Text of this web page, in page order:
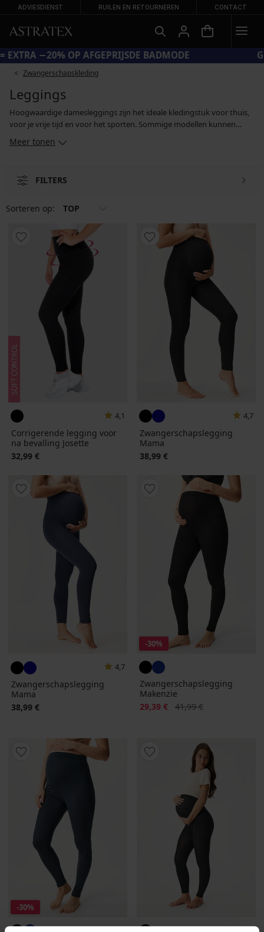
ADVIESDIENST RUILEN EN RETOURNEREN CONTACT
CODE SUN20 = EXTRA −20% OP AFGEPRIJSDE BADMODE
Zwangerschapskleding
Leggings
Hoogwaardige damesleggings zijn het ideale kledingstuk voor thuis,
voor je vrije tijd en voor het sporten. Sommige modellen kunnen
casual outfit bij het doen van je dagelijkse boodschappen. Naast
upeffect, die dankzij een speciale snit je billen accentueren en liften. Je
Meer tonen
FILTERS
Sorteren op: TOP
4,1
Corrigerende legging voor
na bevalling Josette
32,99 €
4,7
Zwangerschapslegging
Mama
38,99 €
4,7
Zwangerschapslegging
Mama
38,99 €
-30%
Zwangerschapslegging
Makenzie
Korting
29,39 € Oorspronkelijke prijs
41,99 €
-30%